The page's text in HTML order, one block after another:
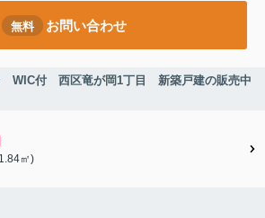
無料 お問い合わせ
付 西区竜が岡1丁目 新築戸建の販売中
㎡)